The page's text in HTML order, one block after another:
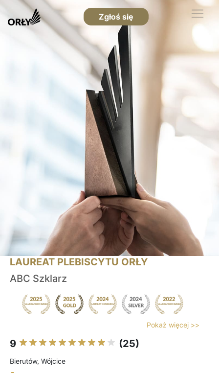
Zgłoś się
LAUREAT PLEBISCYTU ORŁY
ABC Szklarz
Pokaż więcej >>
9 (25)
Bierutów, Wójcice